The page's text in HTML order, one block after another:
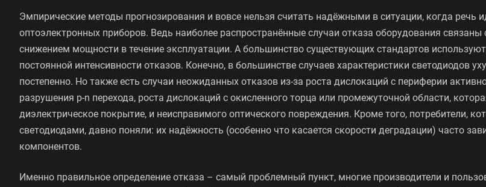
Эмпирические методы прогнозирования и вовсе нельзя считать надёжными в ситуации, когда речь
оптоэлектронных приборов. Ведь наиболее распространённые случаи отказа оборудования связаны
снижением мощности в течение эксплуатации. А большинство существующих стандартов
постоянной интенсивности отказов. Конечно, в большинстве случаев характеристики светодиодов
постепенно. Но также есть случаи неожиданных отказов из-за роста дислокаций с периферии
разрушения p-n перехода, роста дислокаций с окисленного торца или промежуточной области,
диэлектрическое покрытие, и неисправимого оптического повреждения. Кроме того, потребители,
светодиодами, давно поняли: их надёжность (особенно что касается скорости деградации) часто
компонентов.
Именно правильное определение отказа – самый проблемный пункт, многие производители и